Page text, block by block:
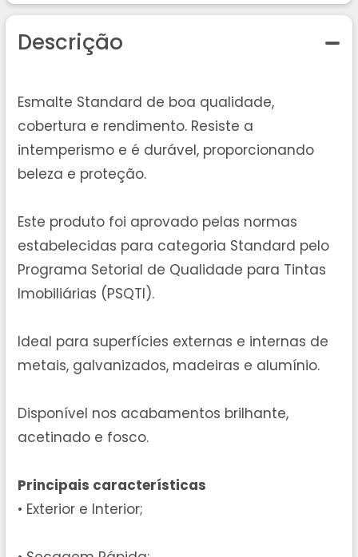
Descrição
Esmalte Standard de boa qualidade,
cobertura e rendimento. Resiste a
intemperismo e é durável, proporcionando
beleza e proteção.
Este produto foi aprovado pelas normas
estabelecidas para categoria Standard pelo
Programa Setorial de Qualidade para Tintas
Imobiliárias (PSQTI).
Ideal para superfícies externas e internas de
metais, galvanizados, madeiras e alumínio.
Disponível nos acabamentos brilhante,
acetinado e fosco.
Principais características
• Exterior e Interior;